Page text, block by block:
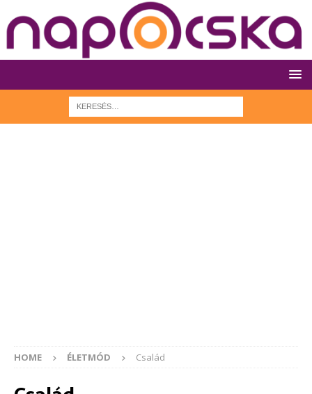
HOME ÉLETMÓD Család